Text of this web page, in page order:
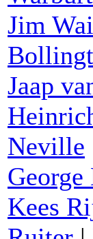
Jim
Jaap
Neville
George
Kees